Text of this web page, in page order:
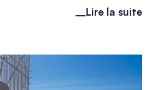
Lire la suite